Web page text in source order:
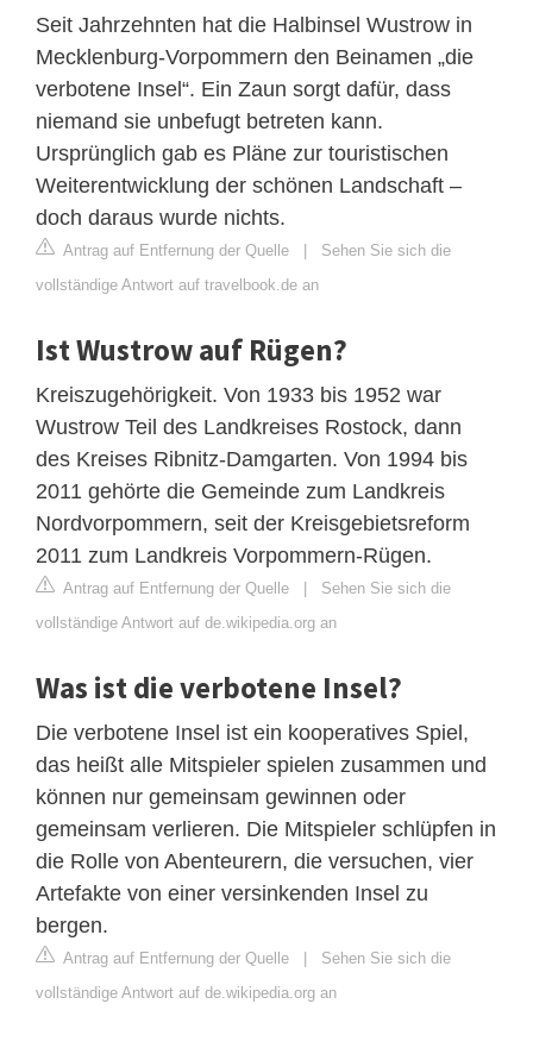
Seit Jahrzehnten hat die Halbinsel Wustrow in
Mecklenburg-Vorpommern den Beinamen „die
verbotene Insel“. Ein Zaun sorgt dafür, dass
niemand sie unbefugt betreten kann.
Ursprünglich gab es Pläne zur touristischen
Weiterentwicklung der schönen Landschaft –
doch daraus wurde nichts.
Antrag auf Entfernung der Quelle | Sehen Sie sich die
vollständige Antwort auf travelbook.de an
Ist Wustrow auf Rügen?
Kreiszugehörigkeit. Von 1933 bis 1952 war
Wustrow Teil des Landkreises Rostock, dann
des Kreises Ribnitz-Damgarten. Von 1994 bis
2011 gehörte die Gemeinde zum Landkreis
Nordvorpommern, seit der Kreisgebietsreform
2011 zum Landkreis Vorpommern-Rügen.
Antrag auf Entfernung der Quelle | Sehen Sie sich die
vollständige Antwort auf de.wikipedia.org an
Was ist die verbotene Insel?
Die verbotene Insel ist ein kooperatives Spiel,
das heißt alle Mitspieler spielen zusammen und
können nur gemeinsam gewinnen oder
gemeinsam verlieren. Die Mitspieler schlüpfen in
die Rolle von Abenteurern, die versuchen, vier
Artefakte von einer versinkenden Insel zu
bergen.
Antrag auf Entfernung der Quelle | Sehen Sie sich die
vollständige Antwort auf de.wikipedia.org an